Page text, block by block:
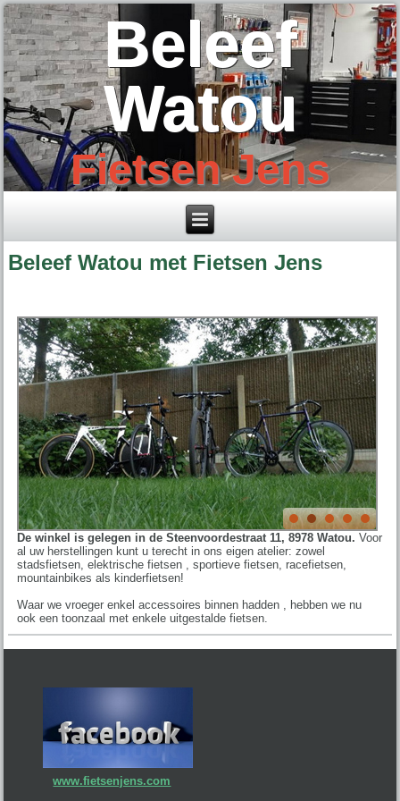
Beleef
Watou
Fietsen Jens
Beleef Watou met Fietsen Jens
De winkel is gelegen in de Steenvoordestraat 11, 8978 Watou. Voor
al uw herstellingen kunt u terecht in ons eigen atelier: zowel
stadsfietsen, elektrische fietsen , sportieve fietsen, racefietsen,
mountainbikes als kinderfietsen!
Waar we vroeger enkel accessoires binnen hadden , hebben we nu
ook een toonzaal met enkele uitgestalde fietsen.
www.fietsenjens.com